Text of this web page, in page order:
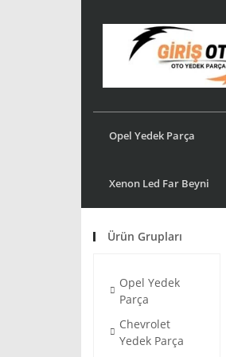
Opel Yedek Parça
Xenon Led Far Beyni
Ürün Grupları
Opel Yedek
Parça
Chevrolet
Yedek Parça